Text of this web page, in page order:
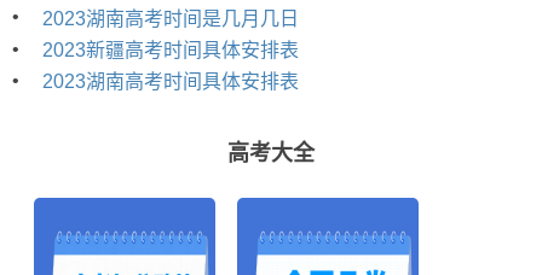
•
2023湖南高考时间是几月几日
•
2023新疆高考时间具体安排表
•
2023湖南高考时间具体安排表
高考大全